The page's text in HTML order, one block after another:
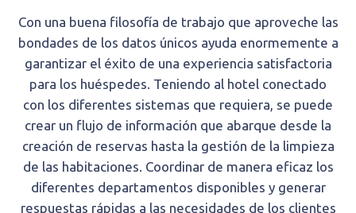
Con una buena filosofía de trabajo que aproveche las
bondades de los datos únicos ayuda enormemente a
garantizar el éxito de una experiencia satisfactoria
para los huéspedes. Teniendo al hotel conectado
con los diferentes sistemas que requiera, se puede
crear un flujo de información que abarque desde la
creación de reservas hasta la gestión de la limpieza
de las habitaciones. Coordinar de manera eficaz los
diferentes departamentos disponibles y generar
respuestas rápidas a las necesidades de los clientes